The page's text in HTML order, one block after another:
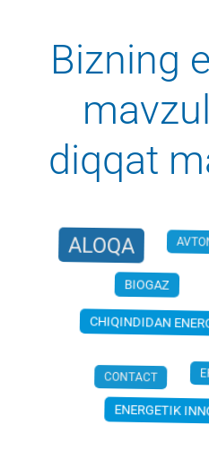
Bizning
diqqat
ALOQA
BIOGAZ
CHIQINDIDAN
CONTACT
ENERGETIK